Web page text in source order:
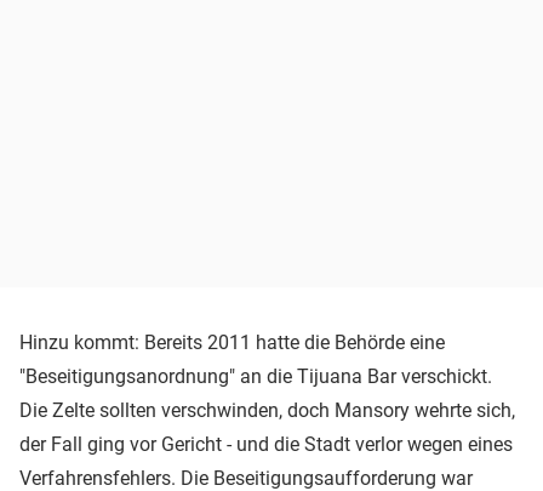
Hinzu kommt: Bereits 2011 hatte die Behörde eine
"Beseitigungsanordnung" an die Tijuana Bar verschickt.
Die Zelte sollten verschwinden, doch Mansory wehrte sich,
der Fall ging vor Gericht - und die Stadt verlor wegen eines
Verfahrensfehlers. Die Beseitigungsaufforderung war